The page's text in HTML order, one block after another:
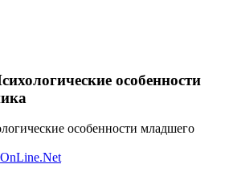
особенности
особенности младшего